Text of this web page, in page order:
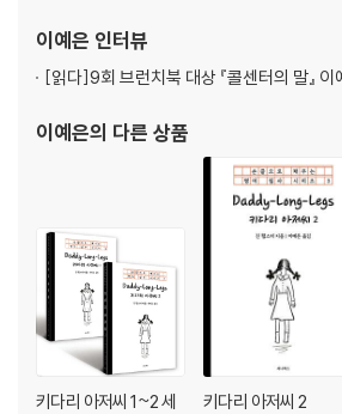
이예은 인터뷰
[읽다]9회 브런치북 대상 『콜센터의 말』
이예은의 다른 상품
키다리 아저씨 1~2 세
키다리 아저씨 2